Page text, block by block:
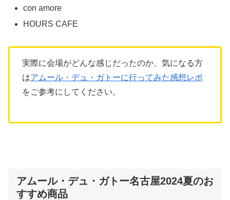
con amore
HOURS CAFE
実際に会場がどんな感じだったのか、気になる方
はアムール・デュ・ガトーに行ってみた感想レポ
をご参考にしてください。
アムール・デュ・ガトー名古屋2024夏のお
すすめ商品